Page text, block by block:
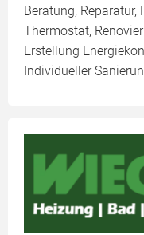
Beratung,
Thermostat,
Erstellung
Individueller